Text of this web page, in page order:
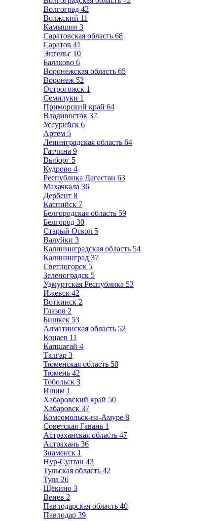
Волгоград 42
Волжский 11
Камышин 3
Саратовская область 68
Саратов 41
Энгельс 10
Балаково 6
Воронежская область 65
Воронеж 52
Острогожск 1
Семилуки 1
Приморский край 64
Владивосток 37
Уссурийск 6
Артем 5
Ленинградская область 64
Гатчина 9
Выборг 5
Кудрово 4
Республика Дагестан 63
Махачкала 36
Дербент 8
Каспийск 7
Белгородская область 59
Белгород 30
Старый Оскол 5
Валуйки 3
Калининградская область 54
Калининград 37
Светлогорск 5
Зеленоградск 5
Удмуртская Республика 53
Ижевск 42
Воткинск 2
Глазов 2
Бишкек 53
Алматинская область 52
Конаев 11
Капшагай 4
Талгар 3
Тюменская область 50
Тюмень 42
Тобольск 3
Ишим 1
Хабаровский край 50
Хабаровск 37
Комсомольск-на-Амуре 8
Советская Гавань 1
Астраханская область 47
Астрахань 36
Знаменск 1
Нур-Султан 43
Тульская область 42
Тула 26
Щёкино 3
Венев 2
Павлодарская область 40
Павлодар 39